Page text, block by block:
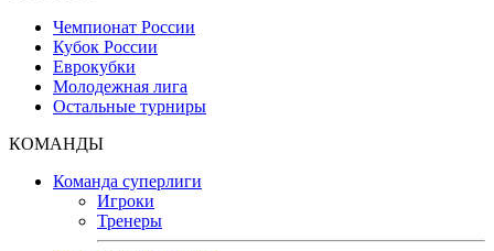
Чемпионат России
Кубок России
Еврокубки
Молодежная лига
Остальные турниры
КОМАНДЫ
Команда суперлиги
Игроки
Тренеры